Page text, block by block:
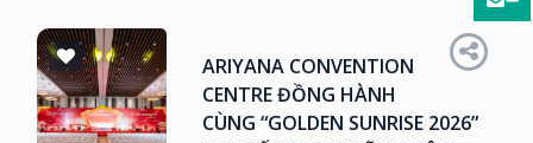
ARIYANA CONVENTION
CENTRE ĐỒNG HÀNH
CÙNG “GOLDEN SUNRISE 2026”